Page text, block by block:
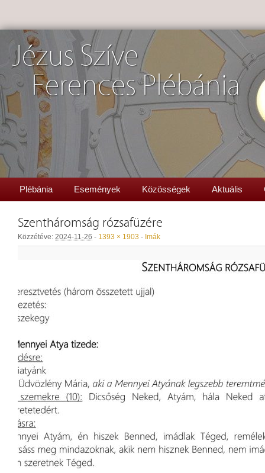
Jézus Szíve
Ferences Plébánia
Plébánia Események Közösségek Aktuális
Szentháromság rózsafüzére
Közzétéve: 2024-11-26 - 1393 × 1903 - Imák